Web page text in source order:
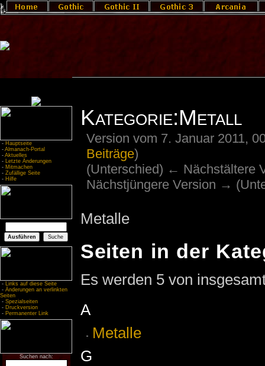
- Hauptseite
- Almanach-Portal
- Aktuelles
- Letzte Änderungen
- Mitmachen
- Zufällige Seite
- Hilfe
- Links auf diese Seite
- Änderungen an verlinkten
Seiten
- Spezialseiten
- Druckversion
- Permanenter Link
Suchen nach:
Kategorie:Metall
Version vom 7. Januar 2011,
Beiträge)
(Unterschied) ← Nächstältere
Nächstjüngere Version →
Metalle
Seiten in der
Es werden 5 von
A
Metalle
G